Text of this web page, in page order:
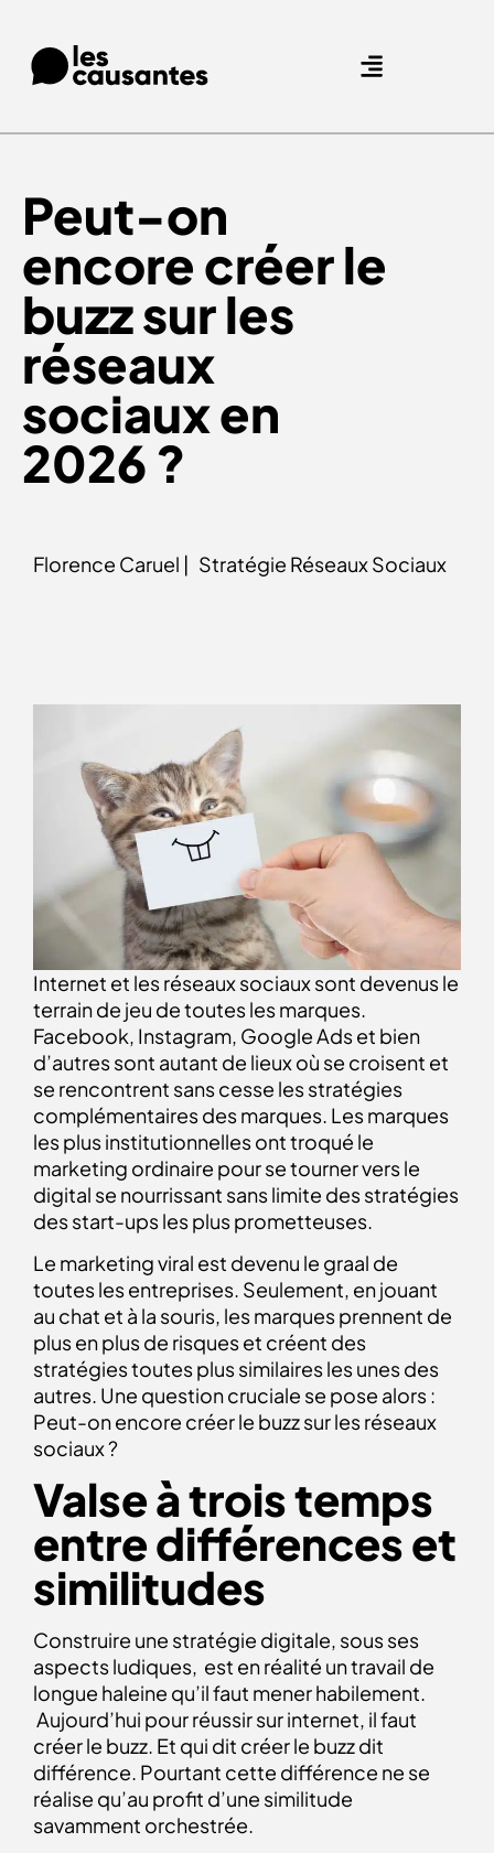
Peut-on
encorecréer le
buzzsur les
réseaux
sociaux en
2026 ?
Florence Caruel | Stratégie Réseaux Sociaux
Internet et les réseaux sociaux sont devenus le
terrain de jeu de toutes les marques.
Facebook, Instagram, Google Ads et bien
d’autres sont autant de lieux où se croisent et
se rencontrent sans cesse les stratégies
complémentaires des marques. Les marques
les plus institutionnelles ont troqué le
marketing ordinaire pour se tourner vers le
digital se nourrissant sans limite des stratégies
des start-ups les plus prometteuses.
Le marketing viral est devenu le graal de
toutes les entreprises. Seulement, en jouant
au chat et à la souris, les marques prennent de
plus en plus de risques et créent des
stratégies toutes plus similaires les unes des
autres. Une question cruciale se pose alors :
Peut-on encore créer le buzz sur les réseaux
sociaux ?
Valse à trois temps
entre différences et
similitudes
Construire une stratégie digitale, sous ses
aspects ludiques, est en réalité un travail de
longue haleine qu’il faut mener habilement.
Aujourd’hui pour réussir sur internet, il faut
créer le buzz. Et qui dit créer le buzz dit
différence. Pourtant cette différence ne se
réalise qu’au profit d’une similitude
savamment orchestrée.